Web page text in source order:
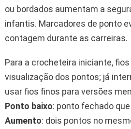
ou bordados aumentam a
infantis. Marcadores de ponto
contagem durante as carreiras.
Para a crocheteira iniciante,
visualização dos pontos; já
usar fios finos para versões
Ponto baixo: ponto fechado
Aumento: dois pontos no